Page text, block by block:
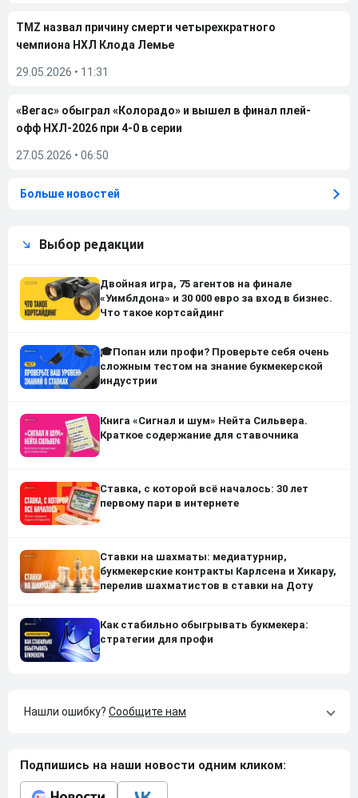
TMZ назвал причину смерти четырехкратного
чемпиона НХЛ Клода Лемье
29.05.2026 • 11:31
«Вегас» обыграл «Колорадо» и вышел в финал плей-
офф НХЛ-2026 при 4-0 в серии
27.05.2026 • 06:50
Больше новостей
Выбор редакции
Двойная игра, 75 агентов на финале
«Уимблдона» и 30 000 евро за вход в бизнес.
Что такое кортсайдинг
🎓Попан или профи? Проверьте себя очень
сложным тестом на знание букмекерской
индустрии
Книга «Сигнал и шум» Нейта Сильвера.
Краткое содержание для ставочника
Ставка, с которой всё началось: 30 лет
первому пари в интернете
Ставки на шахматы: медиатурнир,
букмекерские контракты Карлсена и Хикару,
перелив шахматистов в ставки на Доту
Как стабильно обыгрывать букмекера:
стратегии для профи
Нашли ошибку? Сообщите нам
Подпишись на наши новости одним кликом: